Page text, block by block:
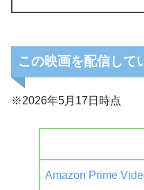
この映画を配信して
※2026年5月17日時点
Amazon Prime